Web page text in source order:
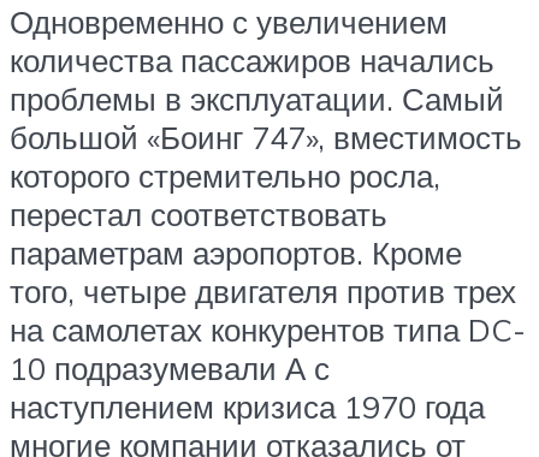
Одновременно с увеличением
количества пассажиров начались
проблемы в эксплуатации. Самый
большой «Боинг 747», вместимость
которого стремительно росла,
перестал соответствовать
параметрам аэропортов. Кроме
того, четыре двигателя против трех
на самолетах конкурентов типа DC-
10 подразумевали А с
наступлением кризиса 1970 года
многие компании отказались от